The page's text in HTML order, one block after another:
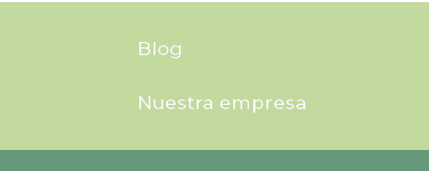
Blog
Nuestra empresa